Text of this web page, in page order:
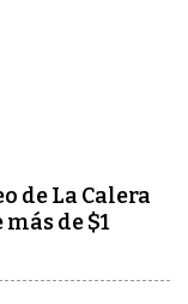
de La Calera
de $1